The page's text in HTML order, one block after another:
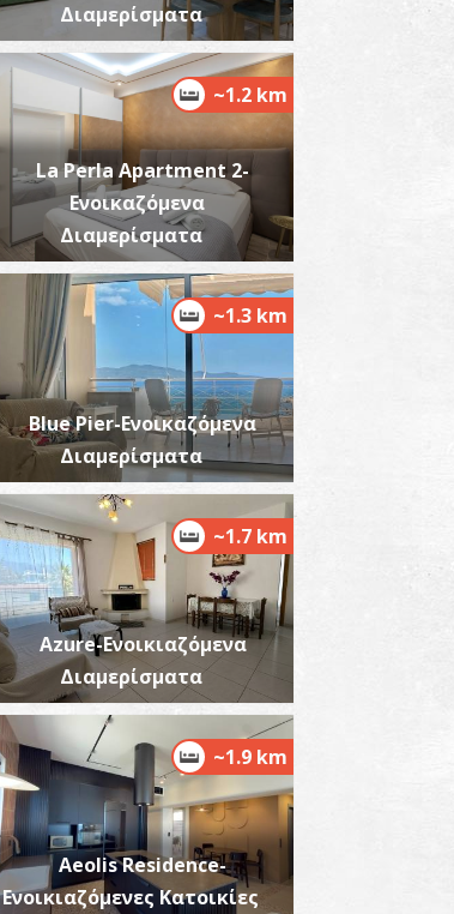
~3.3Km
~4.1Km
Μαντίνειας
~4.9Km
Ρήγα
~6Km
Διαμερίσματα
~1.2 km
La Perla Apartment 2-
Ενοικαζόμενα
Διαμερίσματα
~1.3 km
Blue Pier-Ενοικαζόμενα
Διαμερίσματα
~1.7 km
Azure-Ενοικιαζόμενα
Διαμερίσματα
~1.9 km
Aeolis Residence-
Ενοικιαζόμενες Κατοικίες